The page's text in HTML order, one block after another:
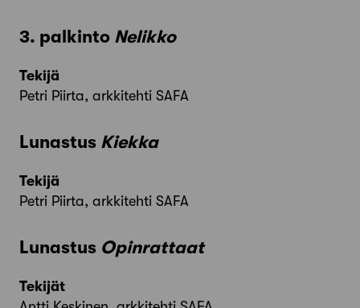
3. palkinto Nelikko
Tekijä
Petri Piirta, arkkitehti SAFA
Lunastus Kiekka
Tekijä
Petri Piirta, arkkitehti SAFA
Lunastus Opinrattaat
Tekijät